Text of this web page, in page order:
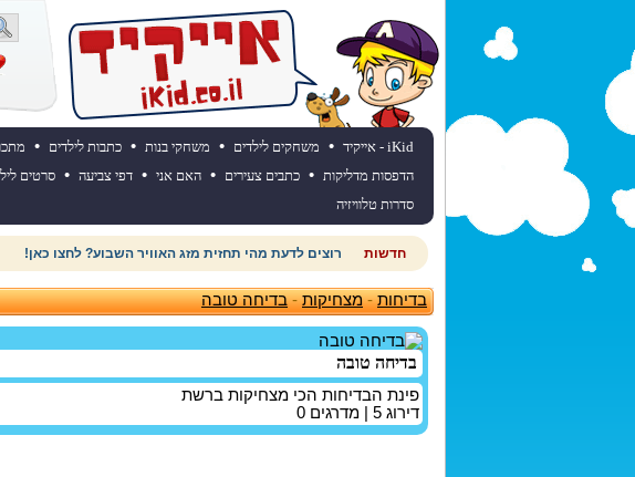
iKid - אייקיד • משחקים לילדים • משחקי בנות • כתבות לילדים •
הדפסות מדליקות • כתבים צעירים • האם אני • דפי צביעה • סרטים
סדרות טלוויזיה
חדשות רוצים לדעת מהי תחזית מזג האוויר השבוע? לחצו כאן!
בדיחות-מצחיקות-בדיחה טובה
בדיחה טובה
פינת הבדיחות הכי מצחיקות ברשת
דירוג 5 | מדרגים 0